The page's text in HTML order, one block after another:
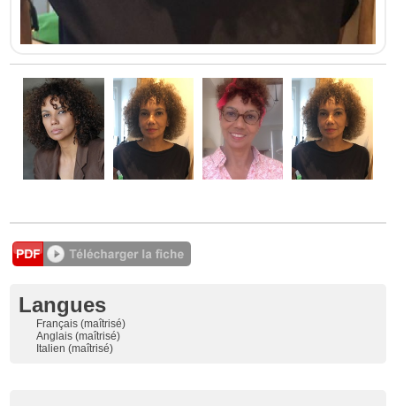
Langues
Français (maîtrisé)
Anglais (maîtrisé)
Italien (maîtrisé)